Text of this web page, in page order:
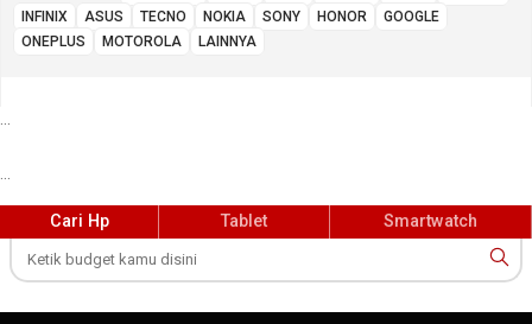
INFINIX
ASUS TECNO NOKIA SONY HONOR
GOOGLE
ONEPLUS
MOTOROLA LAINNYA
Cari Hp Tablet Smartwatch